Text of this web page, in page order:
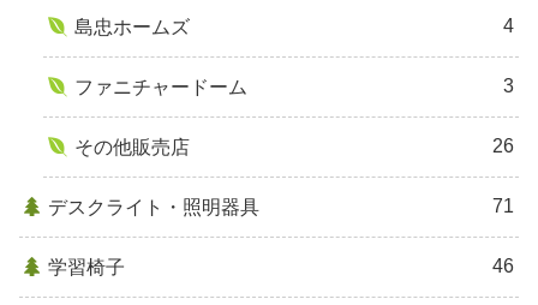
島忠ホームズ 4
ファニチャードーム 3
その他販売店 26
デスクライト・照明器具 71
学習椅子 46